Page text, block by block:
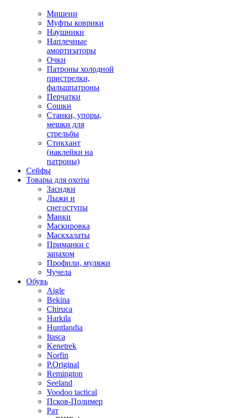
Мишени
Муфты коврики
Наушники
Наплечные
амортизаторы
Очки
Патроны холодной
пристрелки,
фальшпатроны
Перчатки
Сошки
Станки, упоры,
мешки для
стрельбы
Стикхант
(наклейки на
патроны)
Сейфы
Товары для охоты
Засидки
Лыжи и
снегоступы
Манки
Маскировка
Маскхалаты
Приманки с
запахом
Профили, муляжи
Чучела
Обувь
Aigle
Bekina
Chiruсa
Harkila
Huntlandia
Itasca
Kenetrek
Norfin
P.Original
Remington
Seeland
Voodoo tactical
Псков-Полимер
Рат